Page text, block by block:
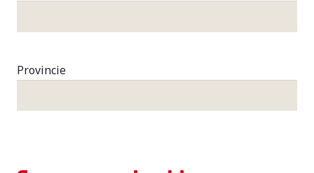
Provincie